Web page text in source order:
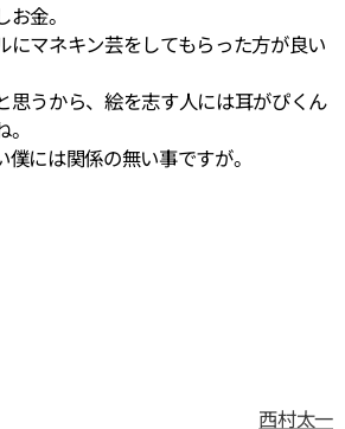
金。
にマネキン芸をしてもらった方が良い
思うから、絵を志す人には耳がぴくん
には関係の無い事ですが。
西村太一